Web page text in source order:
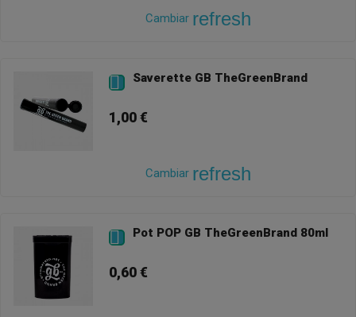
Cambiar refresh
 Saverette GB TheGreenBrand
1,00 €
Cambiar refresh
 Pot POP GB TheGreenBrand 80ml
0,60 €